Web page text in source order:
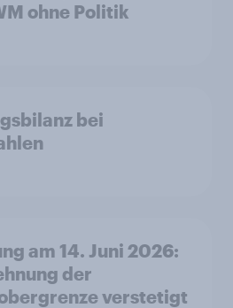
ohne Politik
bei
am 14. Juni 2026:
der
verstetigt